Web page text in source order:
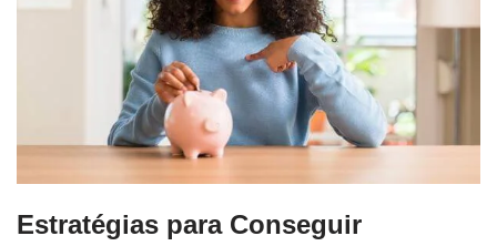
Estratégias para Conseguir